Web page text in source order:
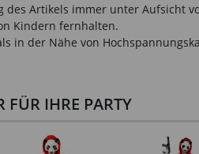
des Artikels immer unter Aufsicht
Kindern fernhalten.
in der Nähe von
FÜR IHRE PARTY